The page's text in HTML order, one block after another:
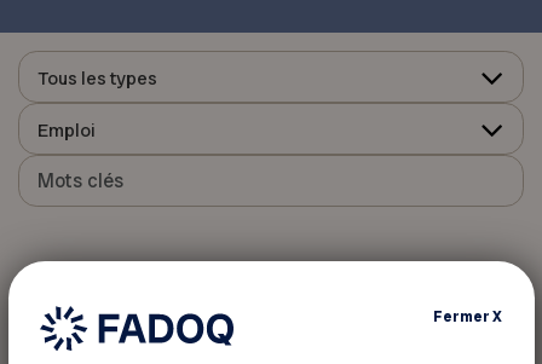
Tous les types
Emploi
résultat trouvé FermerX